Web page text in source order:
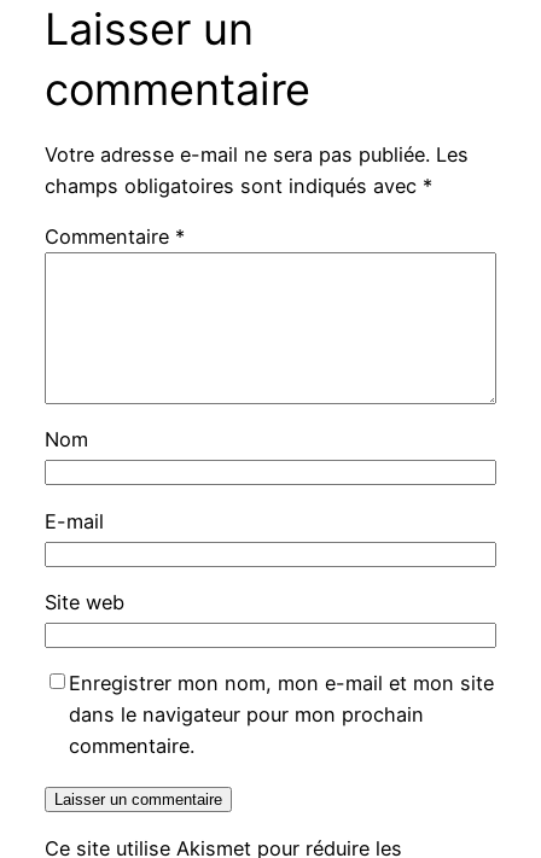
Laisser un
commentaire
Votre adresse e-mail ne sera pas publiée. Les
champs obligatoires sont indiqués avec *
Commentaire *
Nom
E-mail
Site web
Enregistrer mon nom, mon e-mail et mon site
dans le navigateur pour mon prochain
commentaire.
Ce site utilise Akismet pour réduire les